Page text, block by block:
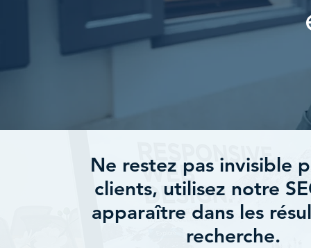
Ne restez pas invisible
clients, utilisez notre
apparaître dans les
recherche.